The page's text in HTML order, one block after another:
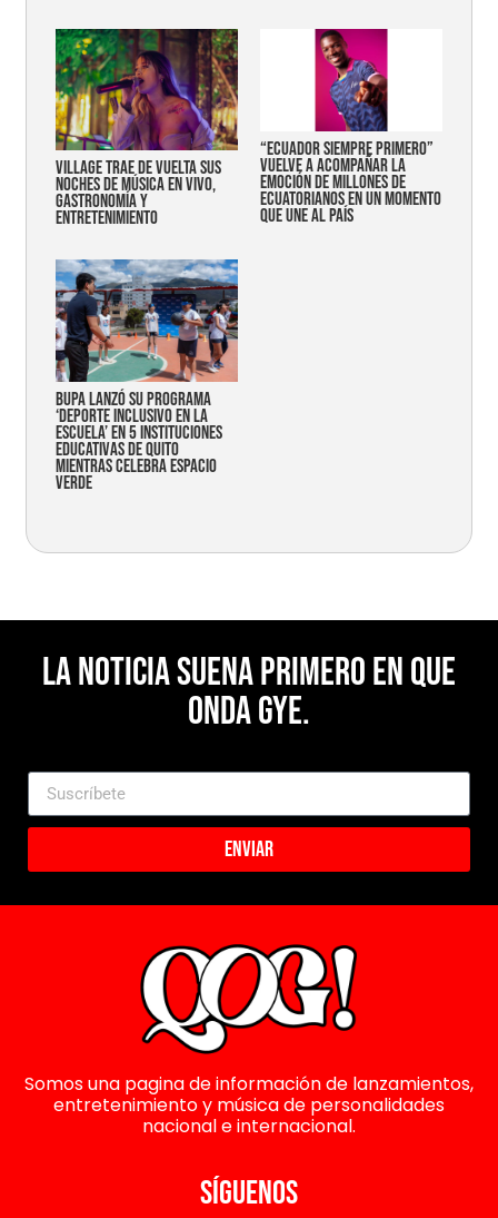
Village trae de vuelta sus
noches de música en vivo,
gastronomía y
entretenimiento
“Ecuador siempre primero”
vuelve a acompañar la
emoción de millones de
ecuatorianos en un momento
que une al país
Bupa lanzó su programa
‘Deporte Inclusivo en la
Escuela’ en 5 instituciones
educativas de Quito
mientras celebra espacio
verde
La noticia suena primero en Que
Onda Gye.
Enviar
Somos una pagina de información de lanzamientos,
entretenimiento y música de personalidades
nacional e internacional.
SÍGUENOS